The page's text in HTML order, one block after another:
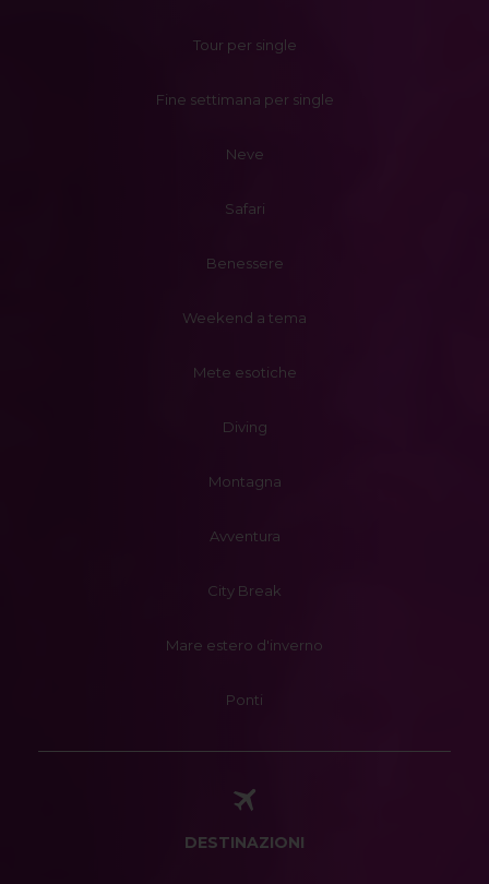
Tour per single
Fine settimana per single
Neve
Safari
Benessere
Weekend a tema
Mete esotiche
Diving
Montagna
Avventura
City Break
Mare estero d'inverno
Ponti
DESTINAZIONI